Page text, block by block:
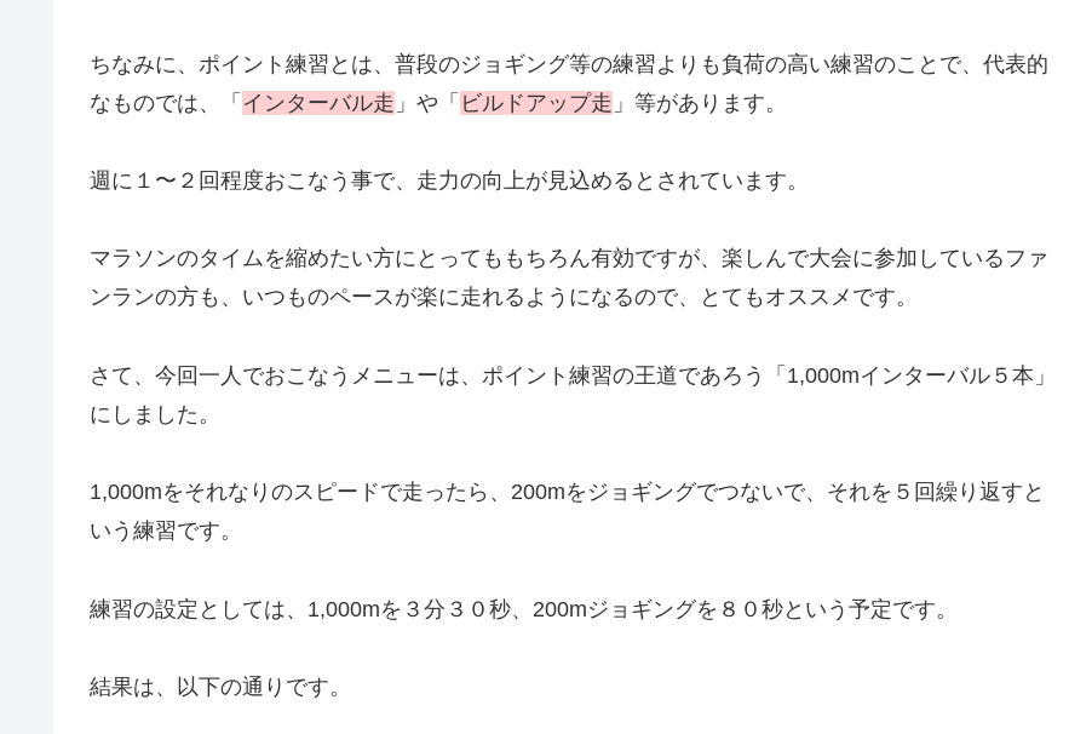
ちなみに、ポイント練習とは、普段のジョギング等の練習よりも負荷の高い練習のことで、代表的
なものでは、「 インターバル走 」や「 ビルドアップ走 」等があります。
週に１〜２回程度おこなう事で、走力の向上が見込めるとされています。
マラソンのタイムを縮めたい方にとってももちろん有効ですが、楽しんで大会に参加しているファ
ンランの方も、いつものペースが楽に走れるようになるので、とてもオススメです。
さて、今回一人でおこなうメニューは、ポイント練習の王道であろう「1,000mインターバル５本」
にしました。
1,000mをそれなりのスピードで走ったら、200mをジョギングでつないで、それを５回繰り返すと
いう練習です。
練習の設定としては、1,000mを３分３０秒、200mジョギングを８０秒という予定です。
結果は、以下の通りです。